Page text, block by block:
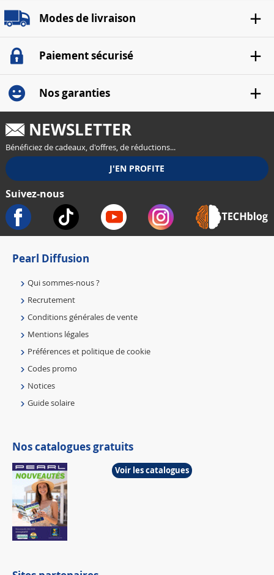
Modes de livraison
Paiement sécurisé
Nos garanties
NEWSLETTER
Bénéficiez de cadeaux, d'offres, de réductions...
Suivez-nous
Pearl Diffusion
Qui sommes-nous ?
Recrutement
Conditions générales de vente
Mentions légales
Préférences et politique de cookie
Codes promo
Notices
Guide solaire
Nos catalogues gratuits
Voir les catalogues